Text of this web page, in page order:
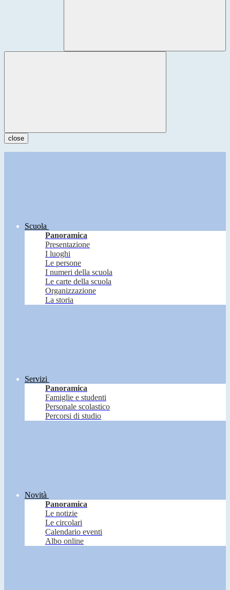
close
Scuola
Panoramica
Presentazione
I luoghi
Le persone
I numeri della scuola
Le carte della scuola
Organizzazione
La storia
Servizi
Panoramica
Famiglie e studenti
Personale scolastico
Percorsi di studio
Novità
Panoramica
Le notizie
Le circolari
Calendario eventi
Albo online